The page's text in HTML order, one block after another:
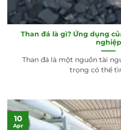
Than đá là gì? Ứng dụng
nghiệp
Than đá là một nguồn tài
trọng có thể
10
Apr